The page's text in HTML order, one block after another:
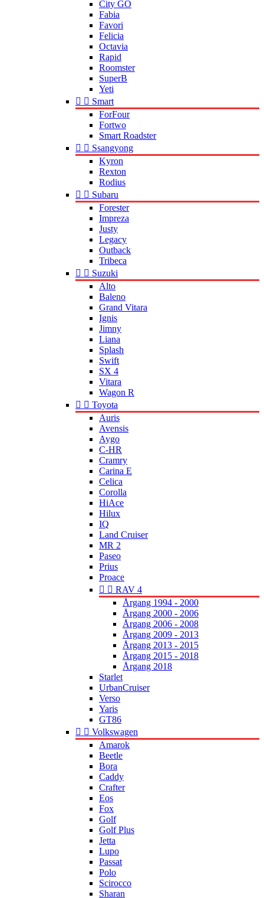
City GO
Fabia
Favori
Felicia
Octavia
Rapid
Roomster
SuperB
Yeti
  Smart
ForFour
Fortwo
Smart Roadster
  Ssangyong
Kyron
Rexton
Rodius
  Subaru
Forester
Impreza
Justy
Legacy
Outback
Tribeca
  Suzuki
Alto
Baleno
Grand Vitara
Ignis
Jimny
Liana
Splash
Swift
SX 4
Vitara
Wagon R
  Toyota
Auris
Avensis
Aygo
C-HR
Cramry
Carina E
Celica
Corolla
HiAce
Hilux
IQ
Land Cruiser
MR 2
Paseo
Prius
Proace
  RAV 4
Årgang 1994 - 2000
Årgang 2000 - 2006
Årgang 2006 - 2008
Årgang 2009 - 2013
Årgang 2013 - 2015
Årgang 2015 - 2018
Årgang 2018
Starlet
UrbanCruiser
Verso
Yaris
GT86
  Volkswagen
Amarok
Beetle
Bora
Caddy
Crafter
Eos
Fox
Golf
Golf Plus
Jetta
Lupo
Passat
Polo
Scirocco
Sharan